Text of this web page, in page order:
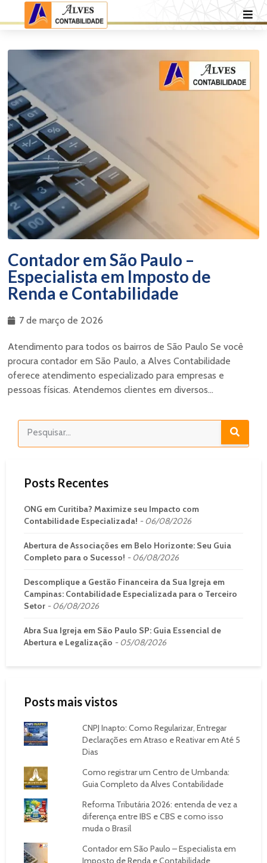
Contador em São Paulo –
Especialista em Imposto de
Renda e Contabilidade
7 de março de 2026
Atendimento para todos os bairros de São Paulo Se você
procura contador em São Paulo, a Alves Contabilidade
oferece atendimento especializado para empresas e
pessoas físicas. Atendemos clientes em diversos...
Posts Recentes
ONG em Curitiba? Maximize seu Impacto com
Contabilidade Especializada!
06/08/2026
Abertura de Associações em Belo Horizonte: Seu Guia
Completo para o Sucesso!
06/08/2026
Descomplique a Gestão Financeira da Sua Igreja em
Campinas: Contabilidade Especializada para o Terceiro
Setor
06/08/2026
Abra Sua Igreja em São Paulo SP: Guia Essencial de
Abertura e Legalização
05/08/2026
Posts mais vistos
CNPJ Inapto: Como Regularizar, Entregar
Declarações em Atraso e Reativar em Até 5
Dias
Como registrar um Centro de Umbanda:
Guia Completo da Alves Contabilidade
Reforma Tributária 2026: entenda de vez a
diferença entre IBS e CBS e como isso
muda o Brasil
Contador em São Paulo – Especialista em
Imposto de Renda e Contabilidade